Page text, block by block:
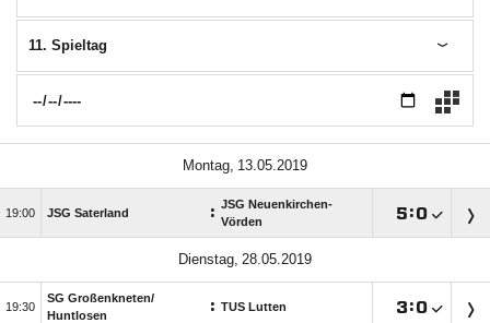
11. Spieltag
 
 JSG Saterland : JSG Neuenkirchen-
Vörden
:
 

SG Großenkneten/​
Huntlosen
: TUS Lutten :